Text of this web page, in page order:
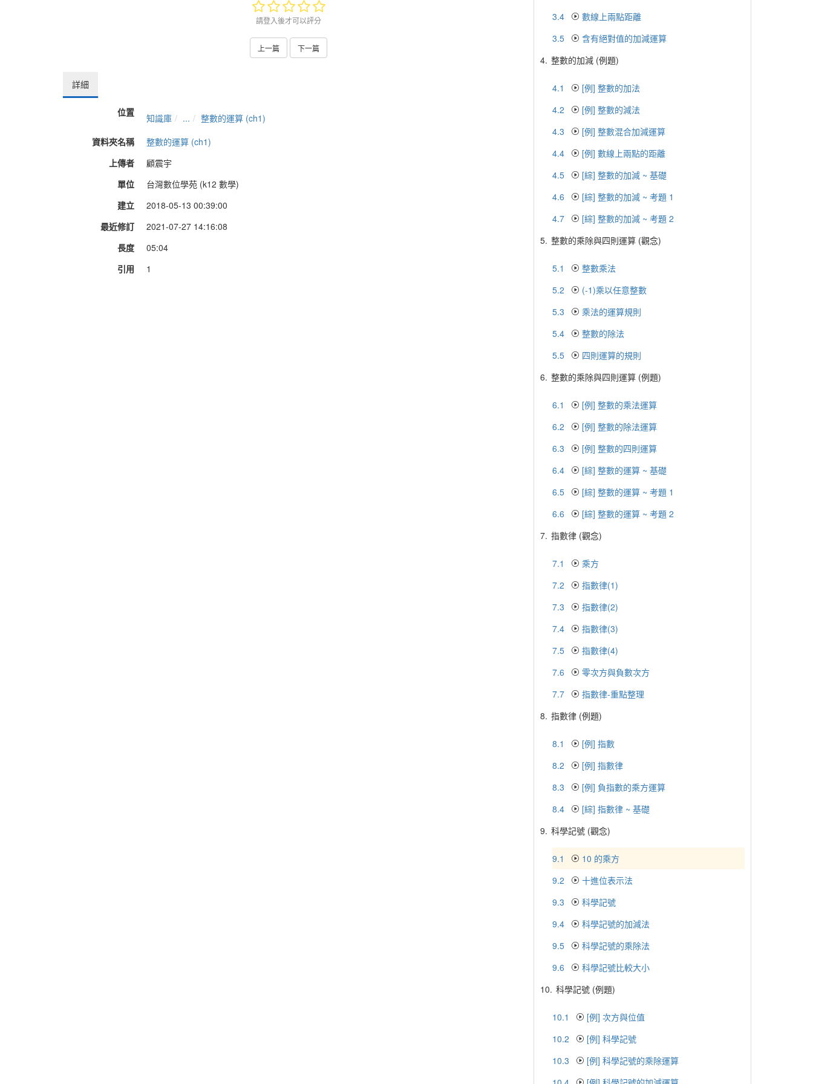
請登入後才可以評分
上一篇 下一篇
詳細
位置 知識庫 ...
整數的運算 (ch1)
資料夾名稱
整數的運算 (ch1)
上傳者
顧震宇
單位
台灣數位學苑 (k12 數學)
建立
2018-05-13 00:39:00
最近修訂
2021-07-27 14:16:08
長度
05:04
引用
1
3.4
數線上兩點距離
3.5
含有絕對值的加減運算
4. 整數的加減 (例題)
4.1
[例] 整數的加法
4.2
[例] 整數的減法
4.3
[例] 整數混合加減運算
4.4
[例] 數線上兩點的距離
4.5
[綜] 整數的加減 ~ 基礎
4.6
[綜] 整數的加減 ~ 考題 1
4.7
[綜] 整數的加減 ~ 考題 2
5. 整數的乘除與四則運算 (觀念)
5.1
整數乘法
5.2
(-1)乘以任意整數
5.3
乘法的運算規則
5.4
整數的除法
5.5
四則運算的規則
6. 整數的乘除與四則運算 (例題)
6.1
[例] 整數的乘法運算
6.2
[例] 整數的除法運算
6.3
[例] 整數的四則運算
6.4
[綜] 整數的運算 ~ 基礎
6.5
[綜] 整數的運算 ~ 考題 1
6.6
[綜] 整數的運算 ~ 考題 2
7. 指數律 (觀念)
7.1
乘方
7.2
指數律(1)
7.3
指數律(2)
7.4
指數律(3)
7.5
指數律(4)
7.6
零次方與負數次方
7.7
指數律-重點整理
8. 指數律 (例題)
8.1
[例] 指數
8.2
[例] 指數律
8.3
[例] 負指數的乘方運算
8.4
[綜] 指數律 ~ 基礎
9. 科學記號 (觀念)
9.1
10 的乘方
9.2
十進位表示法
9.3
科學記號
9.4
科學記號的加減法
9.5
科學記號的乘除法
9.6
科學記號比較大小
10. 科學記號 (例題)
10.1
[例] 次方與位值
10.2
[例] 科學記號
10.3
[例] 科學記號的乘除運算